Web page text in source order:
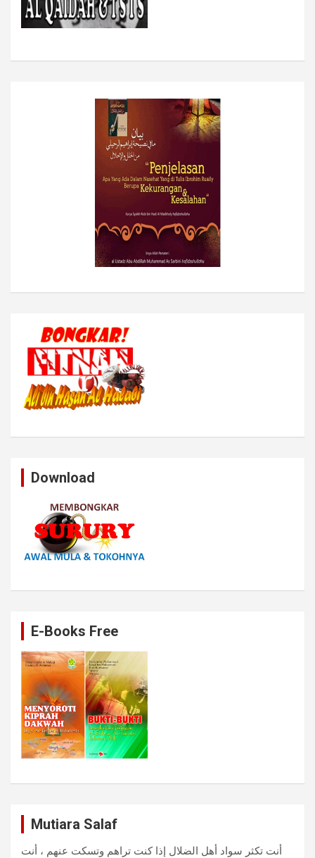
Download
E-Books Free
Mutiara Salaf
أنت تكثر سواد أهل الضلال إذا كنت تراهم وتسكت عنهم ، أنت